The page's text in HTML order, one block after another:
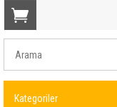
Kategoriler